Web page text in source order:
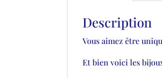
Description
Vous aimez être
Et bien voici les